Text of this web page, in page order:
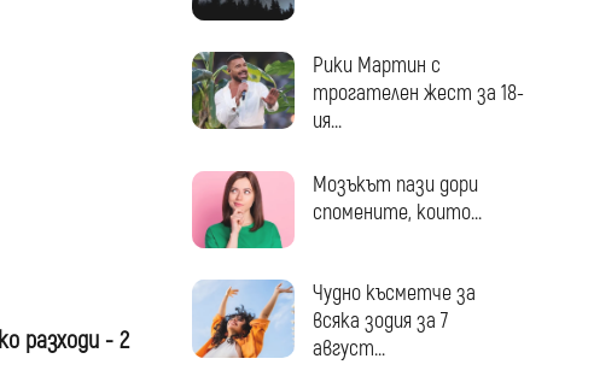
разходи - 2
Рики Мартин с
трогателен жест за 18-
ия...
Мозъкът пази дори
спомените, които...
Чудно късметче за
всяка зодия за 7
август...